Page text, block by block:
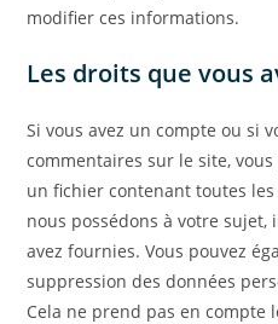
modifier ces informations.
Les droits que vous
Si vous avez un compte ou si
commentaires sur le site,
un fichier contenant toutes
nous possédons à votre
avez fournies. Vous pouvez
suppression des données
Cela ne prend pas en compte